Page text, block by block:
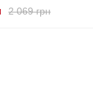
2 069 грн